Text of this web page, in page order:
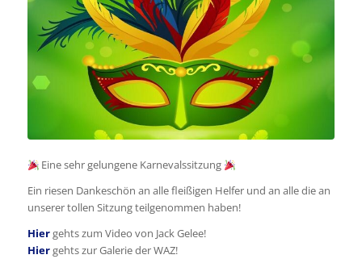
Eine sehr gelungene Karnevalssitzung
Ein riesen Dankeschön an alle fleißigen Helfer und an alle die an
unserer tollen Sitzung teilgenommen haben!
Hiergehts zum Video von Jack Gelee!
Hiergehts zur Galerie der WAZ!